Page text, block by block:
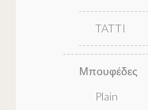
TATTI
Μπουφέδες
Plain